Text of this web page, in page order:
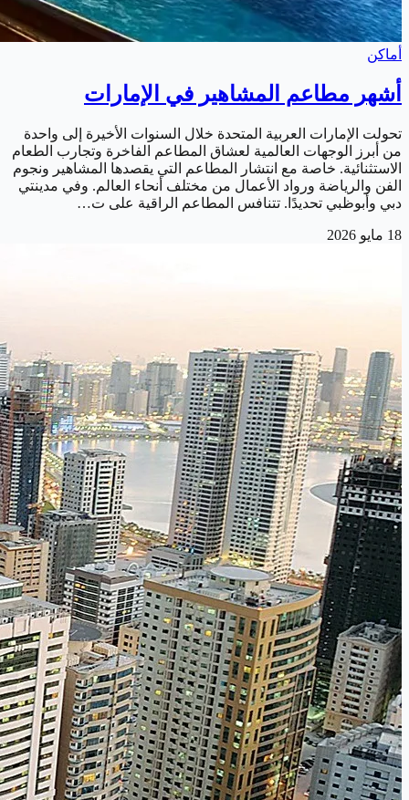
أماكن
أشهر مطاعم المشاهير في الإمارات
تحولت الإمارات العربية المتحدة خلال السنوات الأخيرة إلى واحدة
من أبرز الوجهات العالمية لعشاق المطاعم الفاخرة وتجارب الطعام
الاستثنائية. خاصة مع انتشار المطاعم التي يقصدها المشاهير ونجوم
الفن والرياضة ورواد الأعمال من مختلف أنحاء العالم. وفي مدينتي
دبي وأبوظبي تحديدًا. تتنافس المطاعم الراقية على ت…
18 مايو 2026